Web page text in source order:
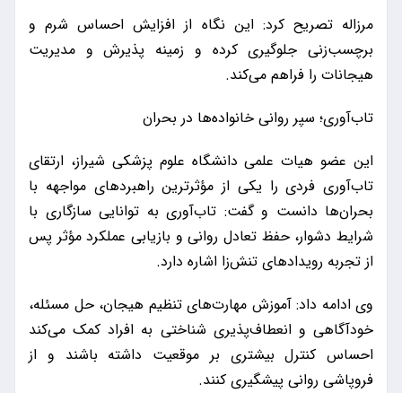
مرزاله تصریح کرد: این نگاه از افزایش احساس شرم و
برچسب‌زنی جلوگیری کرده و زمینه پذیرش و مدیریت
هیجانات را فراهم می‌کند.
تاب‌آوری؛ سپر روانی خانواده‌ها در بحران
این عضو هیات علمی دانشگاه علوم پزشکی شیراز، ارتقای
تاب‌آوری فردی را یکی از مؤثرترین راهبردهای مواجهه با
بحران‌ها دانست و گفت: تاب‌آوری به توانایی سازگاری با
شرایط دشوار، حفظ تعادل روانی و بازیابی عملکرد مؤثر پس
از تجربه رویدادهای تنش‌زا اشاره دارد.
وی ادامه داد: آموزش مهارت‌های تنظیم هیجان، حل مسئله،
خودآگاهی و انعطاف‌پذیری شناختی به افراد کمک می‌کند
احساس کنترل بیشتری بر موقعیت داشته باشند و از
فروپاشی روانی پیشگیری کنند.